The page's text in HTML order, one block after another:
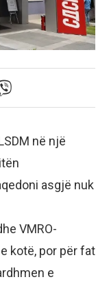
në një
asgjë nuk
VMRO-
kotë, por për fat
e